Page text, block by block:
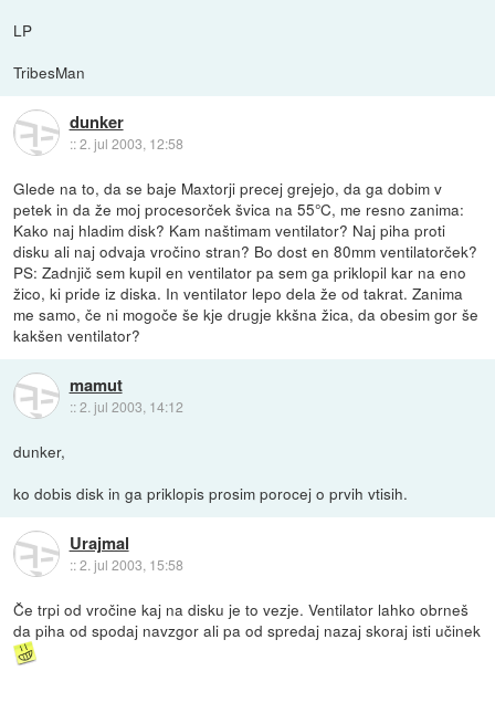
LP
TribesMan
dunker
::2. jul 2003, 12:58
Glede na to, da se baje Maxtorji precej grejejo, da ga dobim v
petek in da že moj procesorček švica na 55°C, me resno zanima:
Kako naj hladim disk? Kam naštimam ventilator? Naj piha proti
disku ali naj odvaja vročino stran? Bo dost en 80mm ventilatorček?
PS: Zadnjič sem kupil en ventilator pa sem ga priklopil kar na eno
žico, ki pride iz diska. In ventilator lepo dela že od takrat. Zanima
me samo, če ni mogoče še kje drugje kkšna žica, da obesim gor še
kakšen ventilator?
mamut
::2. jul 2003, 14:12
dunker,
ko dobis disk in ga priklopis prosim porocej o prvih vtisih.
Urajmal
::2. jul 2003, 15:58
Če trpi od vročine kaj na disku je to vezje. Ventilator lahko obrneš
da piha od spodaj navzgor ali pa od spredaj nazaj skoraj isti učinek